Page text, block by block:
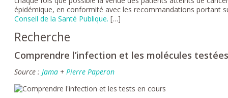
épidémique, en conformité avec les recommandations portant
Conseil de la Santé Publique.[…]
Recherche
Comprendre l’infection et les molécules
Source : Jama + Pierre Paperon